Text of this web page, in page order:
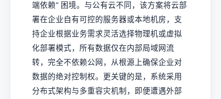
端依赖” 困境。与公有云不同，该方案将云部
署在企业自有可控的服务器或本地机房，支
持企业根据业务需求灵活选择物理机或虚拟
化部署模式，所有数据仅在内部局域网流
转，完全不依赖公网，从根源上确保企业对
数据的绝对控制权。更关键的是，系统采用
分布式架构与多重容灾机制，即便遭遇外部